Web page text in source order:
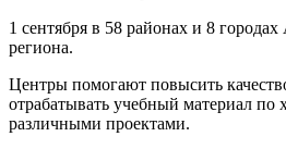
1 сентября в 58 районах и 8
региона.
Центры помогают повысить
отрабатывать учебный материал
различными проектами.